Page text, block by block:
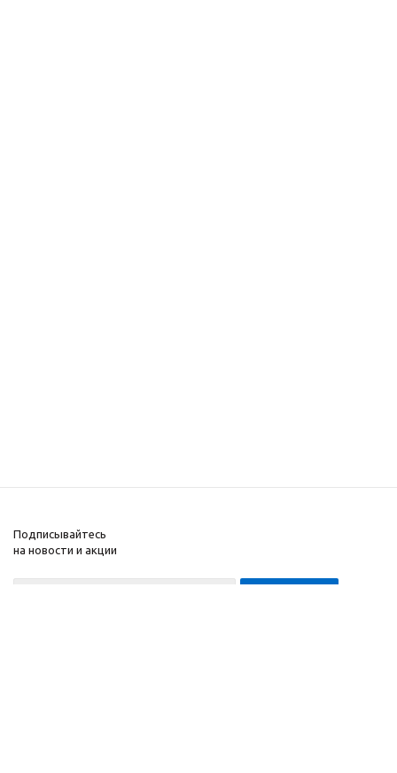
Подписывайтесь
на новости и акции